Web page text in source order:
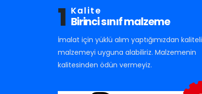
1 Kalite
Birinci sınıf malzeme
İmalat için yüklü alım yaptığımızdan kaliteli
malzemeyi uyguna alabiliriz. Malzemenin
kalitesinden ödün vermeyiz.